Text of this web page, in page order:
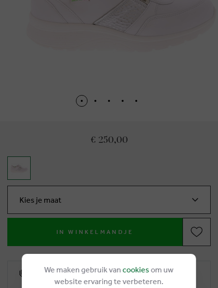
€ 250,00
Kies je maat
IN WINKELMANDJE
6% klantenkorting
We maken gebruik van cookies om uw
website ervaring te verbeteren.